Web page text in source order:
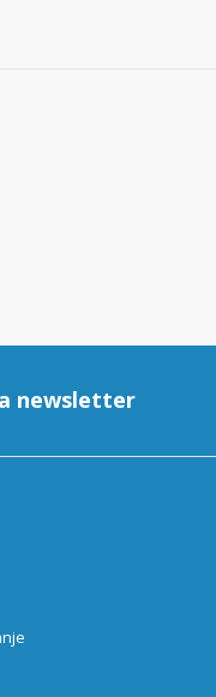
newsletter